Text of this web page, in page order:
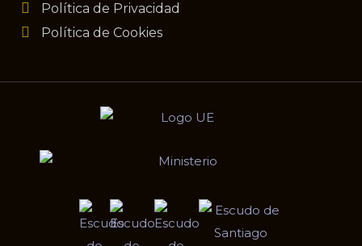
Política de Privacidad
Política de Cookies